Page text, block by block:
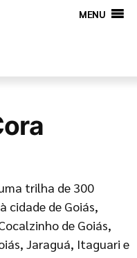
MENU
trilha de 300
cidade de Goiás,
de Goiás,
Jaraguá, Itaguari e